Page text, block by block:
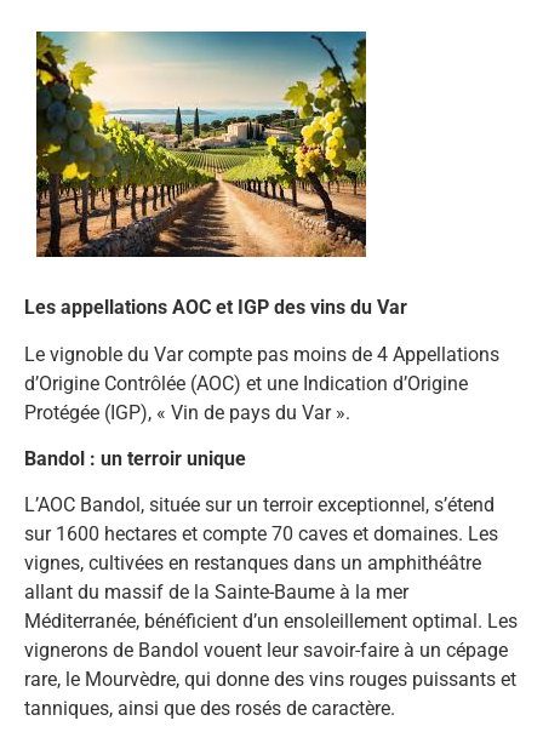
Les appellations AOC et IGP des vins du Var
Le vignoble du Var compte pas moins de 4 Appellations
d’Origine Contrôlée (AOC) et une Indication d’Origine
Protégée (IGP), « Vin de pays du Var ».
Bandol : un terroir unique
L’AOC Bandol, située sur un terroir exceptionnel, s’étend
sur 1600 hectares et compte 70 caves et domaines. Les
vignes, cultivées en restanques dans un amphithéâtre
allant du massif de la Sainte-Baume à la mer
Méditerranée, bénéficient d’un ensoleillement optimal. Les
vignerons de Bandol vouent leur savoir-faire à un cépage
rare, le Mourvèdre, qui donne des vins rouges puissants et
tanniques, ainsi que des rosés de caractère.